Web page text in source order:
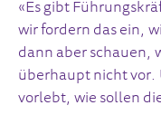
«Es gibt
wir fordern das ein,
dann aber schauen,
überhaupt nicht vor.
vorlebt, wie sollen